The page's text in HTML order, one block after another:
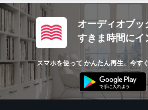
オーディオブッ
すきま時間にイ
スマホを使って かんたん再生、今す